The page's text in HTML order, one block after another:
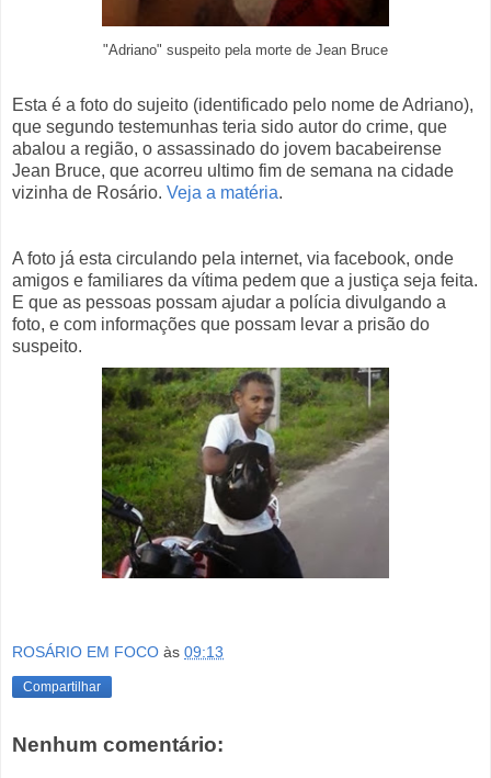
"Adriano" suspeito pela morte de Jean Bruce
Esta é a foto do sujeito (identificado pelo nome de Adriano),
que segundo testemunhas teria sido autor do crime, que
abalou a região, o assassinado do jovem bacabeirense
Jean Bruce, que acorreu ultimo fim de semana na cidade
vizinha de Rosário. Veja a matéria.
A foto já esta circulando pela internet, via facebook, onde
amigos e familiares da vítima pedem que a justiça seja feita.
E que as pessoas possam ajudar a polícia divulgando a
foto, e com informações que possam levar a prisão do
suspeito.
ROSÁRIO EM FOCO às 09:13
Compartilhar
Nenhum comentário: